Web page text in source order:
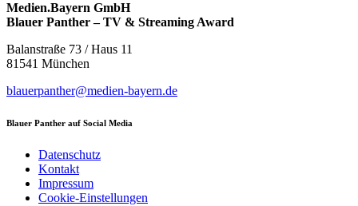
Medien.Bayern GmbH
Blauer Panther – TV & Streaming Award
Balanstraße 73 / Haus 11
81541 München
blauerpanther@medien-bayern.de
Blauer Panther auf Social Media
Datenschutz
Kontakt
Impressum
Cookie-Einstellungen